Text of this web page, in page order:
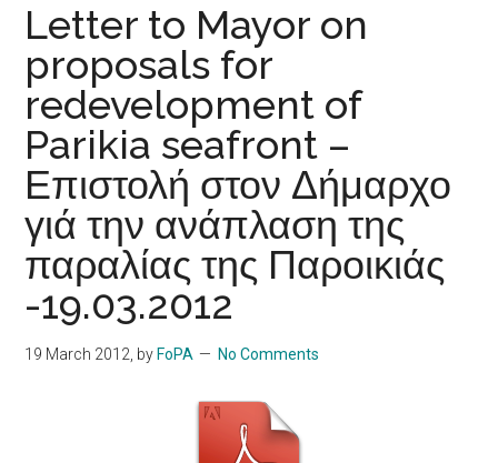
Letter to Mayor on
proposals for
redevelopment of
Parikia seafront –
Επιστολή στον Δήμαρχο
γιά την ανάπλαση της
παραλίας της Παροικιάς
-19.03.2012
19 March 2012, by FoPA No Comments